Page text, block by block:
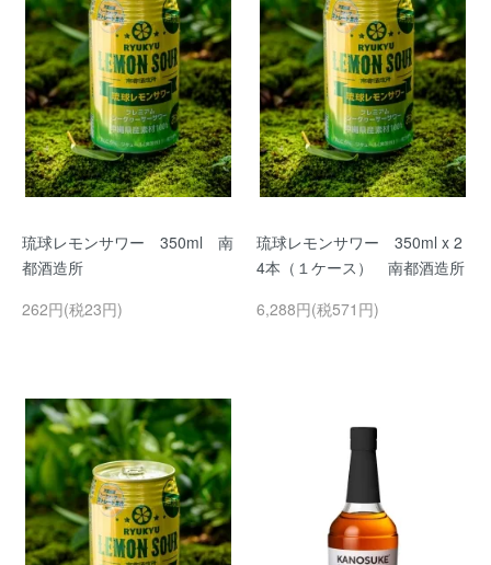
琉球レモンサワー 350ml 南
都酒造所
262円(税23円)
琉球レモンサワー 350ml x 2
4本（１ケース） 南都酒造所
6,288円(税571円)